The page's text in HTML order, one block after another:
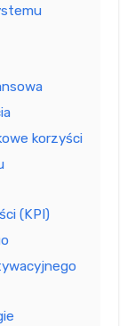
korzyści
(KPI)